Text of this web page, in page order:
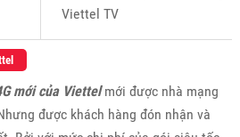
Viettel TV
mới của Viettelmới được nhà mạng
được khách hàng đón nhận và